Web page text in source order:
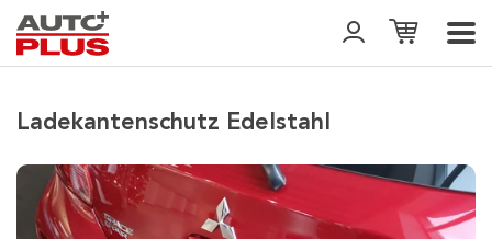
Ladekantenschutz Edelstahl